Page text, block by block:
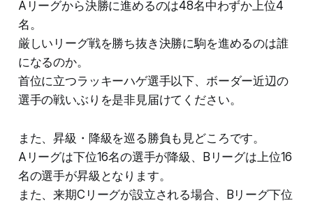
Aリーグから決勝に進めるのは48名中わずか上位4
名。
厳しいリーグ戦を勝ち抜き決勝に駒を進めるのは誰
になるのか。
首位に立つラッキーハゲ選手以下、ボーダー近辺の
選手の戦いぶりを是非見届けてください。
また、昇級・降級を巡る勝負も見どころです。
Aリーグは下位16名の選手が降級、Bリーグは上位16
名の選手が昇級となります。
また、来期Cリーグが設立される場合、Bリーグ下位